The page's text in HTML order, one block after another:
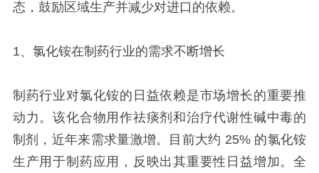
态，鼓励区域生产并减少对进口的依赖。
1、氯化铵在制药行业的需求不断增长
制药行业对氯化铵的日益依赖是市场增长的重要推
动力。该化合物用作祛痰剂和治疗代谢性碱中毒的
制剂，近年来需求量激增。目前大约 25% 的氯化铵
生产用于制药应用，反映出其重要性日益增加。全